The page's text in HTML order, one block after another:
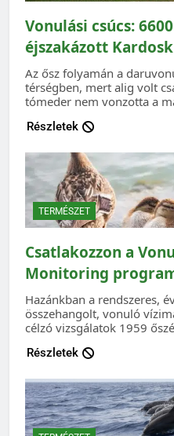
Vonulási csúcs:
éjszakázott
Az ősz folyamán a
térségben, mert alig volt
tómeder nem vonzotta a
Részletek
TERMÉSZET
Csatlakozzon a
Monitoring
Hazánkban a rendszeres,
összehangolt, vonuló
célzó vizsgálatok 1959
Részletek